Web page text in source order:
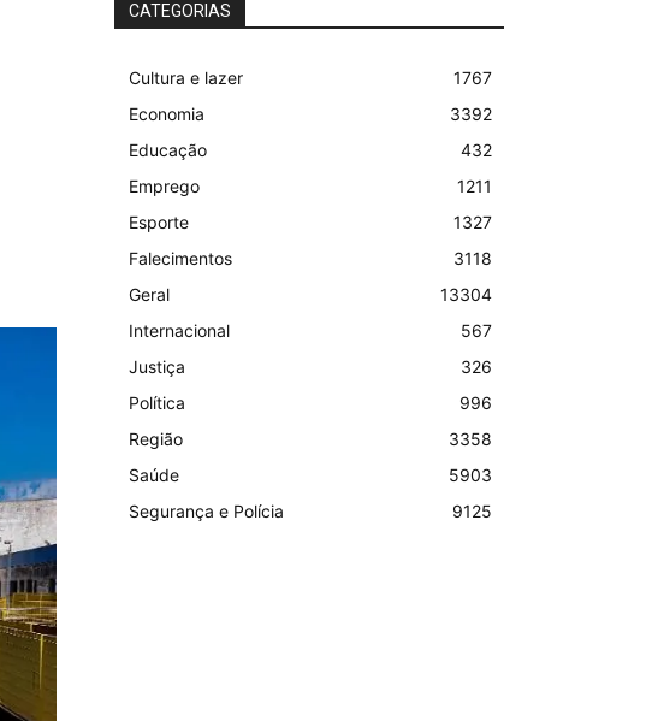
CATEGORIAS
Cultura e lazer
1767
Economia
3392
Educação
432
Emprego
1211
Esporte
1327
Falecimentos
3118
Geral
13304
Internacional
567
Justiça
326
Política
996
Região
3358
Saúde
5903
Segurança e Polícia
9125